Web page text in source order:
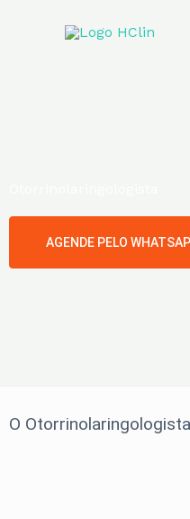
AGENDE PELO
O